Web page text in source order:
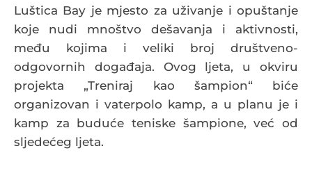
Luštica Bay je mjesto za uživanje i opuštanje
koje nudi mnoštvo dešavanja i aktivnosti,
među kojima i veliki broj društveno-
odgovornih događaja. Ovog ljeta, u okviru
projekta „Treniraj kao šampion“ biće
organizovan i vaterpolo kamp, a u planu je i
kamp za buduće teniske šampione, već od
sljedećeg ljeta.